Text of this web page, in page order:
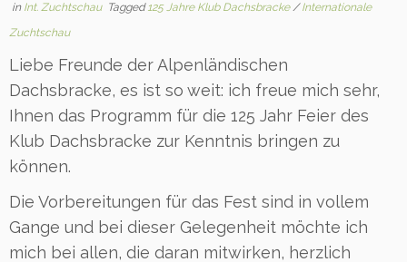
in Int. Zuchtschau Tagged125 Jahre Klub Dachsbracke/Internationale
Zuchtschau
Liebe Freunde der Alpenländischen
Dachsbracke, es ist so weit: ich freue mich sehr,
Ihnen das Programm für die 125 Jahr Feier des
Klub Dachsbracke zur Kenntnis bringen zu
können.
Die Vorbereitungen für das Fest sind in vollem
Gange und bei dieser Gelegenheit möchte ich
mich bei allen, die daran mitwirken, herzlich